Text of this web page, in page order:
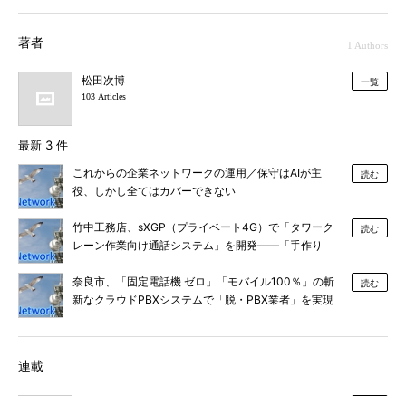
著者 1 Authors
松田次博
103 Articles
一覧
最新 3 件
これからの企業ネットワークの運用／保守はAIが主
役、しかし全てはカバーできない
読む
竹中工務店、sXGP（プライベート4G）で「タワーク
レーン作業向け通話システム」を開発――「手作り
読む
奈良市、「固定電話機 ゼロ」「モバイル100％」の斬
新なクラウドPBXシステムで「脱・PBX業者」を実現
読む
連載